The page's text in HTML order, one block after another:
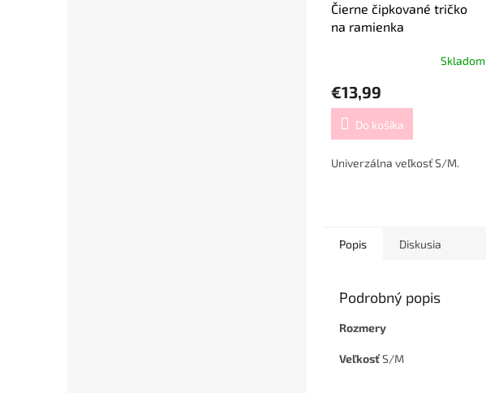
Čierne čipkované tričko
na ramienka
Skladom
€13,99
Do košíka
Univerzálna veľkosť S/M.
Popis Diskusia
Podrobný popis
Rozmery
VeľkosťS/M